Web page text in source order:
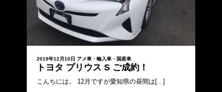
2019年12月10日 アメ車・輸入車・国産車
トヨタ プリウス S ご成約！
こんちには。 12月ですが愛知県の昼間は[...]